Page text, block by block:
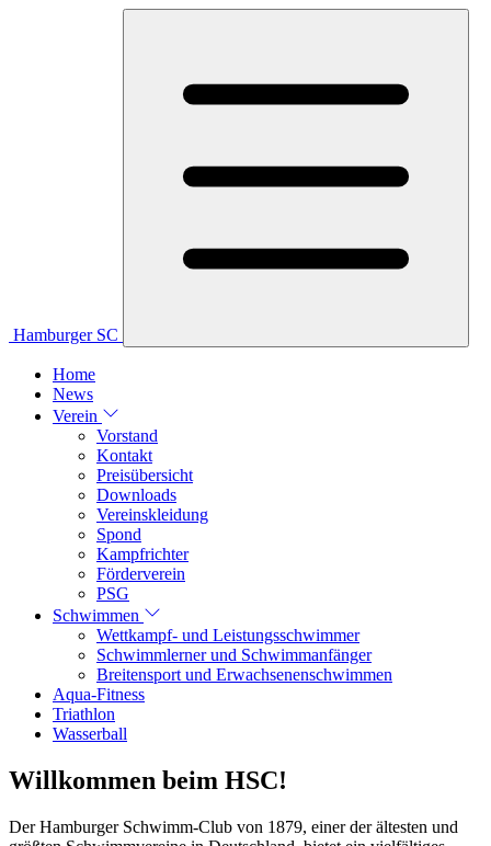
Hamburger SC
Home
News
Verein
Vorstand
Kontakt
Preisübersicht
Downloads
Vereinskleidung
Spond
Kampfrichter
Förderverein
PSG
Schwimmen
Wettkampf- und Leistungsschwimmer
Schwimmlerner und Schwimmanfänger
Breitensport und Erwachsenenschwimmen
Aqua-Fitness
Triathlon
Wasserball
Willkommen beim HSC!
Der Hamburger Schwimm-Club von 1879, einer der ältesten und